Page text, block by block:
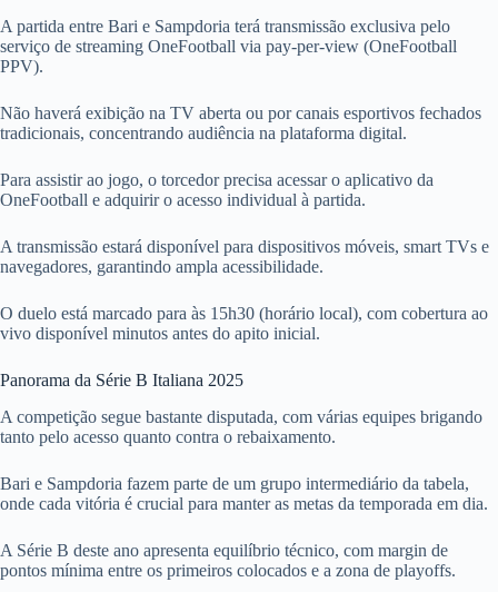
A partida entre Bari e Sampdoria terá transmissão exclusiva pelo
serviço de streaming OneFootball via pay-per-view (OneFootball
PPV).
Não haverá exibição na TV aberta ou por canais esportivos fechados
tradicionais, concentrando audiência na plataforma digital.
Para assistir ao jogo, o torcedor precisa acessar o aplicativo da
OneFootball e adquirir o acesso individual à partida.
A transmissão estará disponível para dispositivos móveis, smart TVs e
navegadores, garantindo ampla acessibilidade.
O duelo está marcado para às 15h30 (horário local), com cobertura ao
vivo disponível minutos antes do apito inicial.
Panorama da Série B Italiana 2025
A competição segue bastante disputada, com várias equipes brigando
tanto pelo acesso quanto contra o rebaixamento.
Bari e Sampdoria fazem parte de um grupo intermediário da tabela,
onde cada vitória é crucial para manter as metas da temporada em dia.
A Série B deste ano apresenta equilíbrio técnico, com margin de
pontos mínima entre os primeiros colocados e a zona de playoffs.